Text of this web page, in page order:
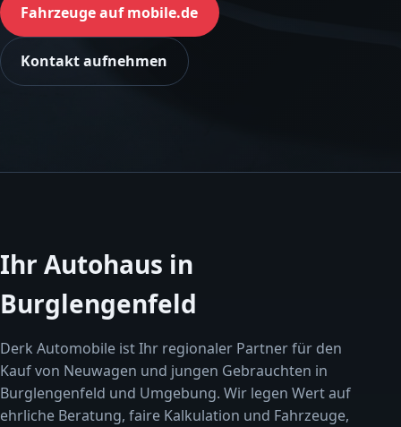
Fahrzeuge auf mobile.de
Kontakt aufnehmen
Ihr Autohaus in
Burglengenfeld
Derk Automobile ist Ihr regionaler Partner für den
Kauf von Neuwagen und jungen Gebrauchten in
Burglengenfeld und Umgebung. Wir legen Wert auf
ehrliche Beratung, faire Kalkulation und Fahrzeuge,